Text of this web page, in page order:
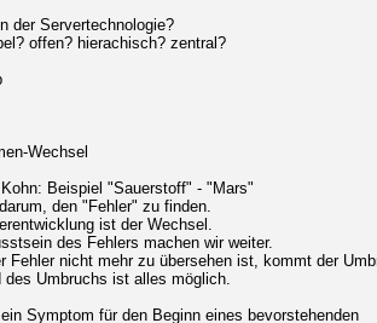
der Servertechnologie?
offen? hierachisch? zentral?
Wechsel
Beispiel "Sauerstoff" - "Mars"
den "Fehler" zu finden.
ist der Wechsel.
des Fehlers machen wir weiter.
Fehler nicht mehr zu übersehen ist, kommt der
des Umbruchs ist alles möglich.
Symptom für den Beginn eines bevorstehenden